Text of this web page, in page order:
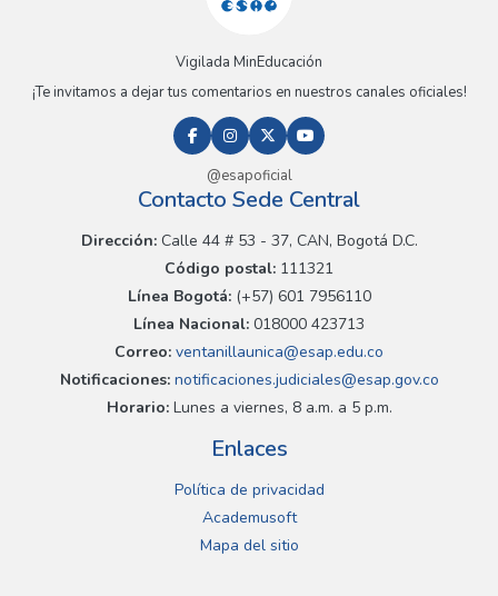
Vigilada MinEducación
¡Te invitamos a dejar tus comentarios en nuestros canales oficiales!
@esapoficial
Contacto Sede Central
Dirección:Calle 44 # 53 - 37, CAN, Bogotá D.C.
Código postal: 111321
Línea Bogotá:(+57) 601 7956110
Línea Nacional: 018000 423713
Correo: ventanillaunica@esap.edu.co
Notificaciones:notificaciones.judiciales@esap.gov.co
Horario:Lunes a viernes, 8 a.m. a 5 p.m.
Enlaces
Política de privacidad
Academusoft
Mapa del sitio